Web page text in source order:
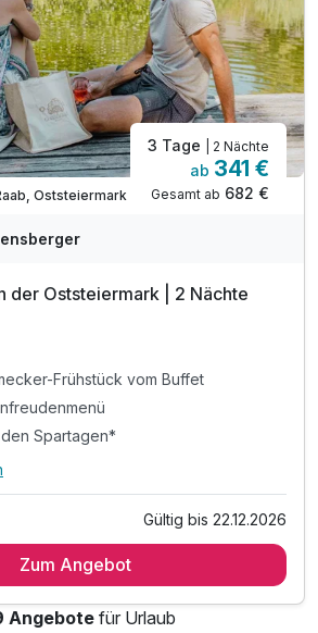
Bademantel und Badetücher
beachten!
Oststeiermark
3 Tage | 2 Nächte
ab 341 €
Gesamt ab 682 €
der Oststeiermark | 2 Nächte
Frühstück vom Buffet
Spartagen*
Frühstück vom Buffet
den Spartagen*
Gültig bis 22.12.2026
Zum Angebot
Angebotefür Urlaub